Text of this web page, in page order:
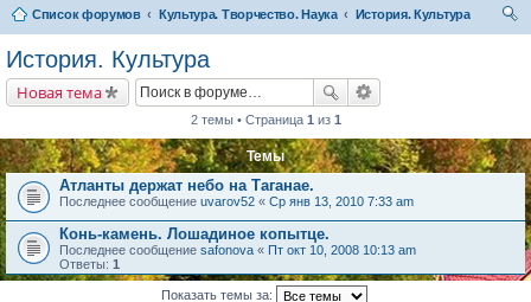
Список форумов Культура. Творчество. Наука
История. Культура
История. Культура
Новая тема
2 темы • Страница 1 из 1
Темы
Атланты держат небо на Таганае.
Последнее сообщение uvarov52 « Ср янв 13, 2010 7:33 am
Конь-камень. Лошадиное копытце.
Последнее сообщение safonova « Пт окт 10, 2008 10:13 am
Ответы: 1
Показать темы за: